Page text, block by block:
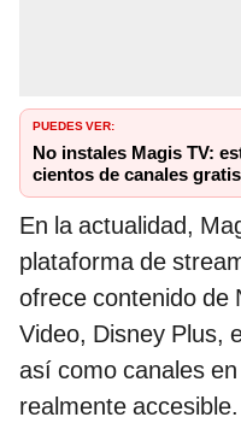
PUEDES VER:
No instales Magis TV:
cientos de canales
En la actualidad,
plataforma de
ofrece contenido de
Video, Disney Plus,
así como canales
realmente